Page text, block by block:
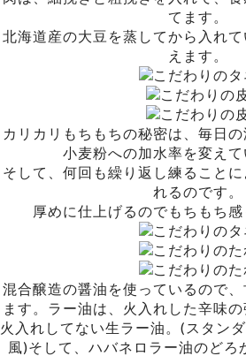
てます。
北海道産の大豆を蒸してから入れ
えます。
カリカリもちもちの秘密は、毎日
小麦粉への加水率を変えて
そして、何回も繰り返し練ること
れるのです。
厚めに仕上げるのでもちもち感
混合醸造の醤油を使っているので
ます。ラー油は、火入れした辛味の
火入れしてない生ラー油。(スタン
風)そして、ハバネロラー油のどろ